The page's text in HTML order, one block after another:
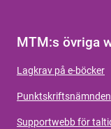
MTM:s övriga
Lagkrav på e-böcker
Punktskriftsnämnden
Supportwebb för